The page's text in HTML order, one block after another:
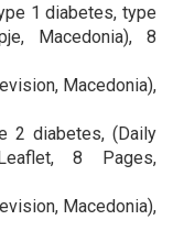
1 diabetes, type
Macedonia), 8
Macedonia),
2 diabetes, (Daily
8 Pages,
Macedonia),